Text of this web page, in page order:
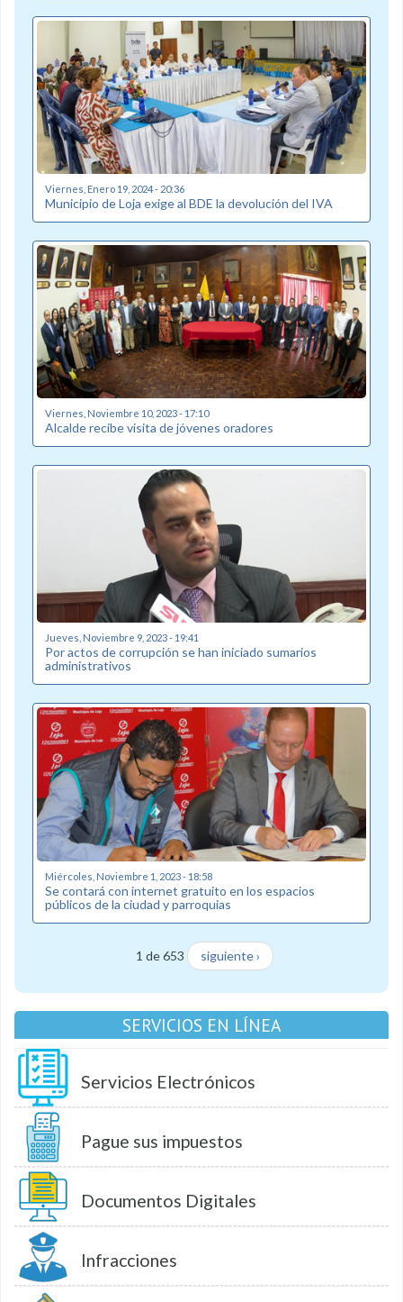
Viernes, Enero 19, 2024 - 20:36
Municipio de Loja exige al BDE la devolución del IVA
Viernes, Noviembre 10, 2023 - 17:10
Alcalde recibe visita de jóvenes oradores
Jueves, Noviembre 9, 2023 - 19:41
Por actos de corrupción se han iniciado sumarios
administrativos
Miércoles, Noviembre 1, 2023 - 18:58
Se contará con internet gratuito en los espacios
públicos de la ciudad y parroquias
1 de 653 siguiente ›
SERVICIOS EN LÍNEA
Servicios Electrónicos
Pague sus impuestos
Documentos Digitales
Infracciones